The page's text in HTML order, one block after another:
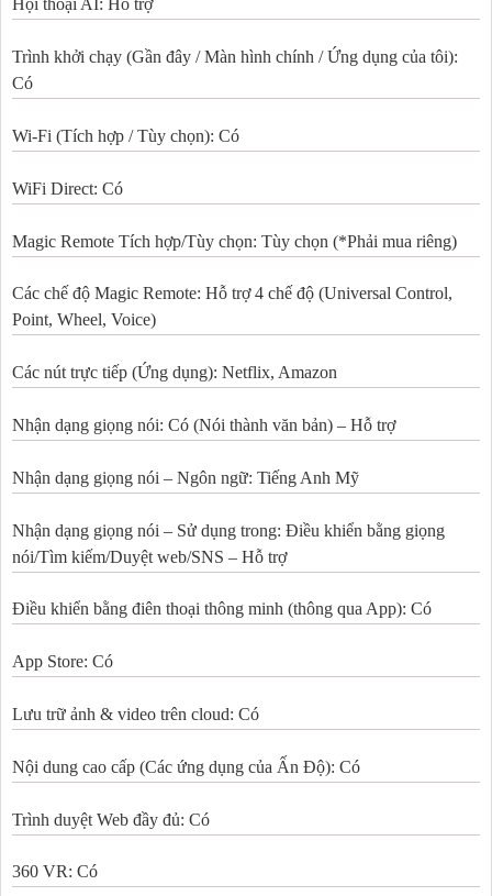
Hội thoại AI: Hỗ trợ
Trình khởi chạy (Gần đây / Màn hình chính / Ứng dụng của tôi):
Có
Wi-Fi (Tích hợp / Tùy chọn): Có
WiFi Direct: Có
Magic Remote Tích hợp/Tùy chọn: Tùy chọn (*Phải mua riêng)
Các chế độ Magic Remote: Hỗ trợ 4 chế độ (Universal Control,
Point, Wheel, Voice)
Các nút trực tiếp (Ứng dụng): Netflix, Amazon
Nhận dạng giọng nói: Có (Nói thành văn bản) – Hỗ trợ
Nhận dạng giọng nói – Ngôn ngữ: Tiếng Anh Mỹ
Nhận dạng giọng nói – Sử dụng trong: Điều khiển bằng giọng
nói/Tìm kiếm/Duyệt web/SNS – Hỗ trợ
Điều khiển bằng điên thoại thông minh (thông qua App): Có
App Store: Có
Lưu trữ ảnh & video trên cloud: Có
Nội dung cao cấp (Các ứng dụng của Ấn Độ): Có
Trình duyệt Web đầy đủ: Có
360 VR: Có